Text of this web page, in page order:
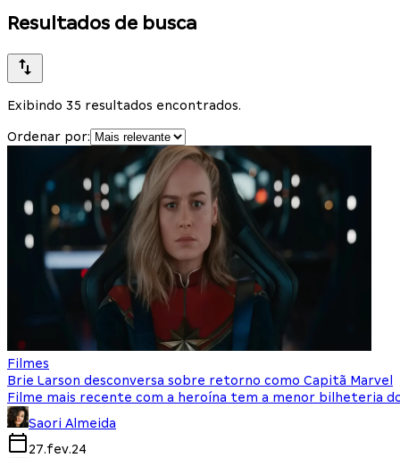
Resultados de busca
Exibindo 35 resultados encontrados.
Ordenar por:
Filmes
Brie Larson desconversa sobre retorno como Capitã Marvel
Filme mais recente com a heroína tem a menor bilheteria
Saori Almeida
27.fev.24